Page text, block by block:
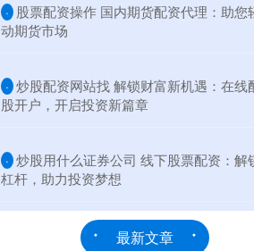
· 股票配资操作 国内期货配资代理：助您
动期货市场
· 炒股配资网站找 解锁财富新机遇：在线
股开户，开启投资新篇章
· 炒股用什么证券公司 线下股票配资：解
杠杆，助力投资梦想
最新文章